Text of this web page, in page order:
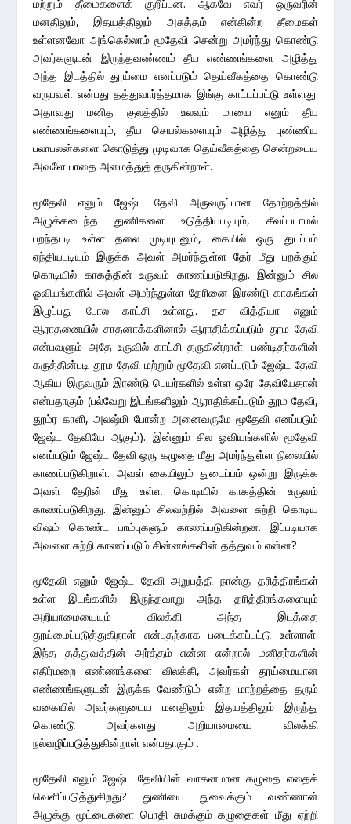
மற்றும் தீமைகளைக் குறிப்பன. ஆகவே எவர் ஒருவரின்
மனதிலும், இதயத்திலும் அசுத்தம் என்கின்ற தீமைகள்
உள்ளனவோ அங்கெல்லாம் மூதேவி சென்று அமர்ந்து கொண்டு
அவர்களுடன் இருந்தவண்ணம் தீய எண்ணங்களை அழித்து
அந்த இடத்தில் தூய்மை எனப்படும் தெய்வீகத்தை கொண்டு
வருபவள் என்பது தத்துவார்த்தமாக இங்கு காட்டப்பட்டு உள்ளது.
அதாவது மனித குலத்தில் உலவும் மாயை எனும் தீய
எண்ணங்களையும், தீய செயல்களையும் அழித்து புண்ணிய
பலாபலன்களை கொடுத்து முடிவாக தெய்வீகத்தை சென்றடைய
அவளே பாதை அமைத்துத் தருகின்றாள்.
மூதேவி எனும் ஜேஷ்ட தேவி அருவருப்பான தோற்றத்தில்
அழுக்கடைந்த துணிகளை உடுத்தியபடியும், சீவப்படாமல்
பறந்தபடி உள்ள தலை முடியுடனும், கையில் ஒரு துடப்பம்
ஏந்தியபடியும் இருக்க அவள் அமர்ந்துள்ள தேர் மீது பறக்கும்
கொடியில் காகத்தின் உருவம் காணப்படுகிறது. இன்னும் சில
ஓவியங்களில் அவள் அமர்ந்துள்ள தேரினை இரண்டு காகங்கள்
இழுப்பது போல காட்சி உள்ளது. தச வித்தியா எனும்
ஆராதனையில் சாதனாக்களினால் ஆராதிக்கப்படும் தூம தேவி
என்பவளும் அதே உருவில் காட்சி தருகின்றாள். பண்டிதர்களின்
கருத்தின்படி தூம தேவி மற்றும் மூதேவி எனப்படும் ஜேஷ்ட தேவி
ஆகிய இருவரும் இரண்டு பெயர்களில் உள்ள ஒரே தேவியேதான்
என்பதாகும் (பல்வேறு இடங்களிலும் ஆராதிக்கப்படும் தூம தேவி,
தூம்ர காளி, அலஷ்மி போன்ற அனைவருமே மூதேவி எனப்படும்
ஜேஷ்ட தேவியே ஆகும்). இன்னும் சில ஓவியங்களில் மூதேவி
எனப்படும் ஜேஷ்ட தேவி ஒரு கழுதை மீது அமர்ந்துள்ள நிலையில்
காணப்படுகிறாள். அவள் கையிலும் துடைப்பம் ஒன்று இருக்க
அவள் தேரின் மீது உள்ள கொடியில் காகத்தின் உருவம்
காணப்படுகிறது. இன்னும் சிலவற்றில் அவளை சுற்றி கொடிய
விஷம் கொண்ட பாம்புகளும் காணப்படுகின்றன. இப்படியாக
அவளை சுற்றி காணப்படும் சின்னங்களின் தத்துவம் என்ன?
மூதேவி எனும் ஜேஷ்ட தேவி அறுபத்தி நான்கு தரித்திரங்கள்
உள்ள இடங்களில் இருந்தவாறு அந்த தரித்திரங்களையும்
அறியாமையையும் விலக்கி அந்த இடத்தை
தூய்மைப்படுத்துகிறாள் என்பதற்காக படைக்கப்பட்டு உள்ளாள்.
இந்த தத்துவத்தின் அர்த்தம் என்ன என்றால் மனிதர்களின்
எதிர்மறை எண்ணங்களை விலக்கி, அவர்கள் தூய்மையான
எண்ணங்களுடன் இருக்க வேண்டும் என்ற மாற்றத்தை தரும்
வகையில் அவர்களுடைய மனதிலும் இதயத்திலும் இருந்து
கொண்டு அவர்களது அறியாமையை விலக்கி
நல்வழிப்படுத்துகின்றாள் என்பதாகும் .
மூதேவி எனும் ஜேஷ்ட தேவியின் வாகனமான கழுதை எதைக்
வெளிப்படுத்துகிறது? துணியை துவைக்கும் வண்ணான்
அழுக்கு மூட்டைகளை பொதி சுமக்கும் கழுதைகள் மீது ஏற்றி